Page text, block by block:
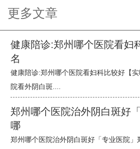
更多文章
健康陪诊:郑州哪个医院看妇
名
健康陪诊:郑州哪个医院看妇科比较好【
院看外阴白斑....
郑州哪个医院治外阴白斑好
哪
郑州哪个医院治外阴白斑好「专业医院」